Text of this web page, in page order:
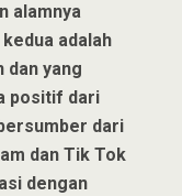
alamnya
adalah
dan yang
positif dari
dari
dan Tik Tok
dengan